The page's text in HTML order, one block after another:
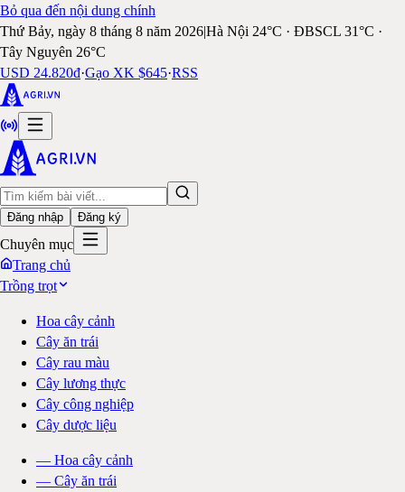
Bỏ qua đến nội dung chính
Thứ Bảy, ngày 8 tháng 8 năm 2026|Hà Nội 24°C · ĐBSCL 31°C ·
Tây Nguyên 26°C
USD 24.820đ·Gạo XK $645·RSS
Đăng nhập Đăng ký
Chuyên mục
Trang chủ
Trồng trọt
Hoa cây cảnh
Cây ăn trái
Cây rau màu
Cây lương thực
Cây công nghiệp
Cây dược liệu
— Hoa cây cảnh
— Cây ăn trái